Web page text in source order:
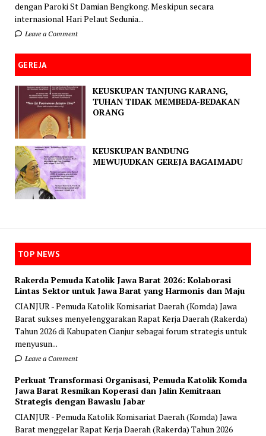
dengan Paroki St Damian Bengkong. Meskipun secara
internasional Hari Pelaut Sedunia...
Leave a Comment
GEREJA
KEUSKUPAN TANJUNG KARANG,
TUHAN TIDAK MEMBEDA-BEDAKAN
ORANG
KEUSKUPAN BANDUNG
MEWUJUDKAN GEREJA BAGAIMADU
TOP NEWS
Rakerda Pemuda Katolik Jawa Barat 2026: Kolaborasi
Lintas Sektor untuk Jawa Barat yang Harmonis dan Maju
CIANJUR - Pemuda Katolik Komisariat Daerah (Komda) Jawa
Barat sukses menyelenggarakan Rapat Kerja Daerah (Rakerda)
Tahun 2026 di Kabupaten Cianjur sebagai forum strategis untuk
menyusun...
Leave a Comment
Perkuat Transformasi Organisasi, Pemuda Katolik Komda
Jawa Barat Resmikan Koperasi dan Jalin Kemitraan
Strategis dengan Bawaslu Jabar
CIANJUR - Pemuda Katolik Komisariat Daerah (Komda) Jawa
Barat menggelar Rapat Kerja Daerah (Rakerda) Tahun 2026